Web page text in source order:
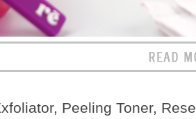
, Peeling Toner,